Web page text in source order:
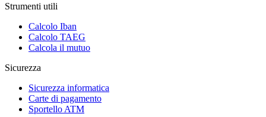
Strumenti utili
Calcolo Iban
Calcolo TAEG
Calcola il mutuo
Sicurezza
Sicurezza informatica
Carte di pagamento
Sportello ATM